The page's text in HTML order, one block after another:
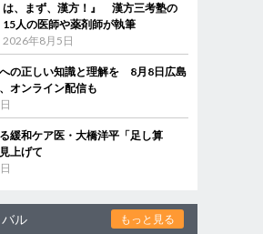
は、まず、漢方！』 漢方三考塾の
15人の医師や薬剤師が執筆
2026年8月5日
の正しい知識と理解を 8月8日広島
オンライン配信も
る緩和ケア医・大橋洋平「足し算
上げて
ル もっと見る